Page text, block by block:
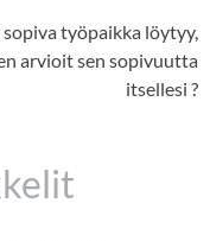
sopiva työpaikka löytyy,
arvioit sen sopivuutta
itsellesi ?